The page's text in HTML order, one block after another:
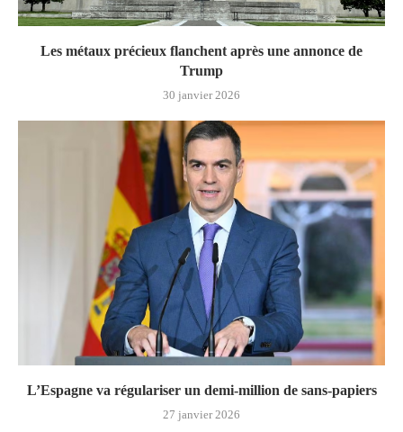
Les métaux précieux flanchent après une annonce de
Trump
30 janvier 2026
L’Espagne va régulariser un demi-million de sans-papiers
27 janvier 2026